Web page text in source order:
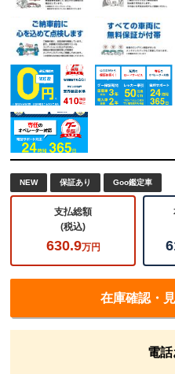
NEW 保証あり Goo鑑定車
支払総額
(税込)
630.9万円
在庫確認・
電